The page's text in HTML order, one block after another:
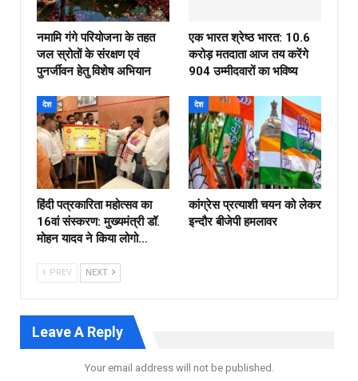
नमामि गंगे परियोजना के तहत
जल स्रोतों के संरक्षण एवं
पुनर्जीवन हेतु विशेष अभियान
एक भारत श्रेष्ठ भारत: 10.6
करोड़ मतदाता आज तय करेंगे
904 उम्मीदवारों का भविष्य
देश
हिंदी पत्रकारिता महोत्सव का
16वां संस्करण: मुख्यमंत्री डॉ.
मोहन यादव ने किया लोगो…
देश
कांग्रेस प्रत्याशी चयन को लेकर
इन्दौर बीजेपी हमलावर
PREV NEXT
Leave A Reply
Your email address will not be published.